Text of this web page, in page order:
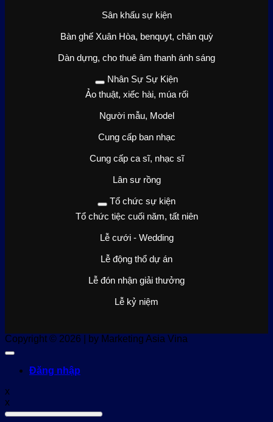
Sân khấu sự kiện
Bàn ghế Xuân Hòa, benquyt, chân quỳ
Dàn dựng, cho thuê âm thanh ánh sáng
Nhân Sự Sự Kiện
Ảo thuật, xiếc hài, múa rối
Người mẫu, Model
Cung cấp ban nhạc
Cung cấp ca sĩ, nhạc sĩ
Lân sư rồng
Tổ chức sự kiện
Tổ chức tiệc cuối năm, tất niên
Lễ cưới - Wedding
Lễ động thổ dự án
Lễ đón nhận giải thưởng
Lễ kỷ niệm
Copyright © 2026 | by Marketing Asia Vina
Đăng nhập
x
x